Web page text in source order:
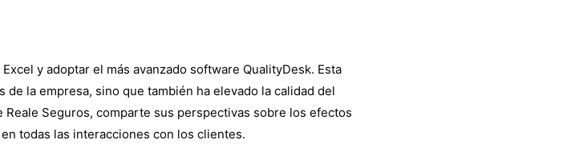
y adoptar el más avanzado software QualityDesk. Esta
la empresa, sino que también ha elevado la calidad del
Seguros, comparte sus perspectivas sobre los efectos
todas las interacciones con los clientes.